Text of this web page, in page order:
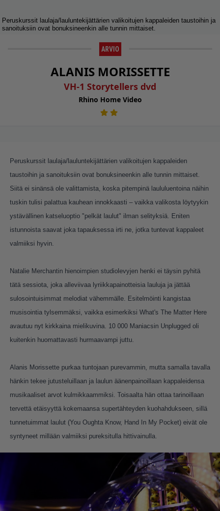
Peruskurssit laulaja/lauluntekijättärien valikoitujen kappaleiden taustoihin ja
sanoituksiin ovat bonuksineenkin alle tunnin mittaiset.
ARVIO
ALANIS MORISSETTE
VH-1 Storytellers dvd
Rhino Home Video
Peruskurssit laulaja/lauluntekijättärien valikoitujen kappaleiden
taustoihin ja sanoituksiin ovat bonuksineenkin alle tunnin mittaiset.
Siitä ei sinänsä ole valittamista, koska pitempinä laululuentoina näihin
tuskin tulisi palattua kauhean innokkaasti – vaikka valikosta löytyykin
ystävällinen katseluoptio "pelkät laulut" ilman selityksiä. Eniten
istunnoista saavat joka tapauksessa irti ne, jotka tuntevat kappaleet
valmiiksi hyvin.
Natalie Merchantin hienoimpien studiolevyjen henki ei täysin pyhitä
tätä sessiota, joka alleviivaa lyriikkapainotteisia lauluja ja jättää
sulosointuisimmat melodiat vähemmälle. Esitelmöinti kangistaa
musisointia tylsemmäksi, vaikka esimerkiksi What's The Matter Here
avautuu nyt kirkkaina mielikuvina. 10 000 Maniacsin Unplugged oli
kuitenkin huomattavasti hurmaavampi juttu.
Alanis Morissette purkaa tuntojaan purevammin, mutta samalla tavalla
hänkin tekee jutusteluillaan ja laulun äänenpainoillaan kappaleidensa
musikaaliset arvot kulmikkaammiksi. Toisaalta hän ottaa tarinoillaan
tervettä etäisyyttä kokemaansa supertähteyden kuohahdukseen, sillä
tunnetuimmat laulut (You Oughta Know, Hand In My Pocket) eivät ole
syntyneet millään valmiiksi pureksitulla hittivainulla.